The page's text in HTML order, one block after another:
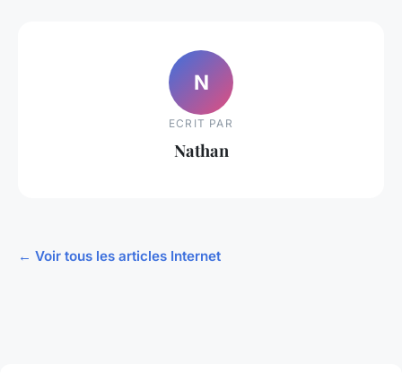
N
ECRIT PAR
Nathan
← Voir tous les articles Internet